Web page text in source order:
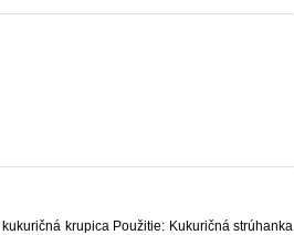
krupica Použitie: Kukuričná strúhanka